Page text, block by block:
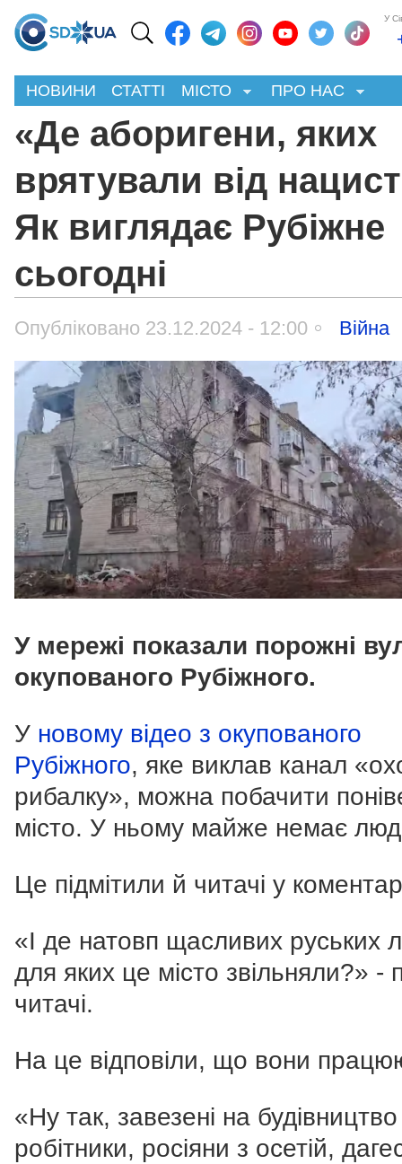
У
НОВИНИ СТАТТІ МІСТО ПРО НАС
«Де аборигени, яких
врятували від
Як виглядає Рубіжне
сьогодні
Опубліковано 23.12.2024 - 12:00 Війна
У мережі показали порожні
окупованого Рубіжного.
У новому відео з окупованого
Рубіжного, яке виклав канал
рибалку», можна побачити
місто. У ньому майже немає
Це підмітили й читачі у
«І де натовп щасливих руських
для яких це місто звільняли?» -
читачі.
На це відповіли, що вони
«Ну так, завезені на будівництво
робітники, росіяни з осетій,